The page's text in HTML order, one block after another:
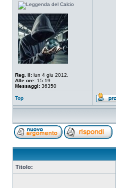
Reg. il: lun 4 giu 2012,
Alle ore: 15:19
Messaggi: 36350
Top
Titolo: